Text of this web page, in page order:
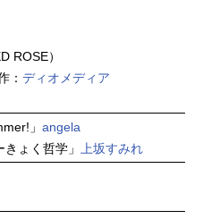
ROSE）
： ディオメディア
」 angela
ょく哲学」
上坂すみれ